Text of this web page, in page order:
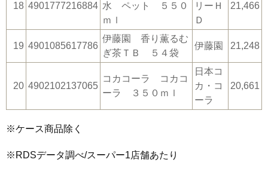
18 4901777216884 水 ペット ５５０
ｍｌ
リーＨ
Ｄ
21,466
19 4901085617786
伊藤園 香り薫るむ
ぎ茶ＴＢ ５４袋
伊藤園 21,248
20 4902102137065
コカコーラ コカコ
ーラ ３５０ｍｌ
日本コ
カ・コ
ーラ
20,661
※ケース商品除く
※RDSデータ調べ/スーパー1店舗あたり